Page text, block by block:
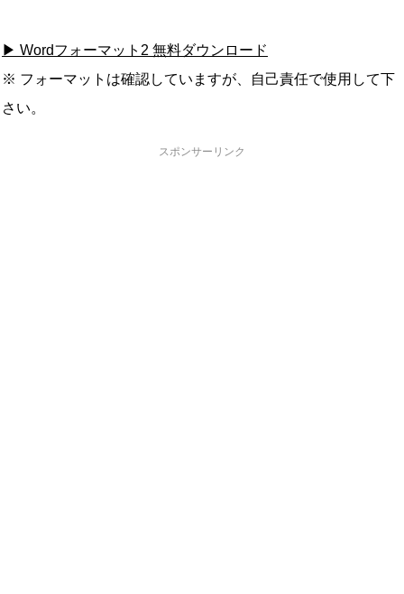
▶ Wordフォーマット2 無料ダウンロード
※ フォーマットは確認していますが、自己責任で使用して下
さい。
スポンサーリンク